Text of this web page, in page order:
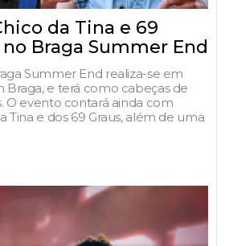
da Tina e 69
Braga Summer End
Summer End realiza-se em
e terá como cabeças de
O evento contará ainda com
Tina e dos 69 Graus, além de uma